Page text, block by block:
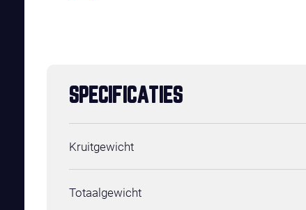
SPECIFICATIES
Kruitgewicht
Totaalgewicht